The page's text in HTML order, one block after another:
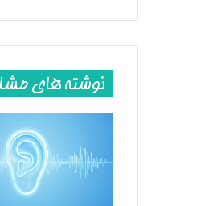
کنکور
نوشته های